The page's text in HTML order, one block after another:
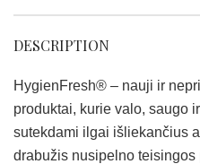
DESCRIPTION
HygienFresh® – nauji ir
produktai, kurie valo, saugo
sutekdami ilgai išliekančius
drabužis nusipelno